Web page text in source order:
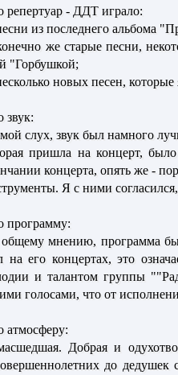
репертуар - ДДТ играло:
из последнего альбома
же старые песни,
"Горбушкой;
новых песен,
звук:
слух, звук был намного
пришла на концерт,
концерта, опять же -
Я с ними
программу:
мнению, программа
на его концертах, это
и талантом группы
голосами, что от
атмосферу:
Добрая и
до дедушек